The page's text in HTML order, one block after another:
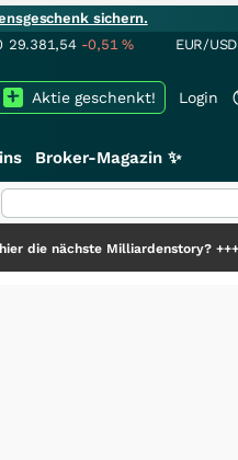
sichern.
29.381,54 -0,51% EUR/USD
Login
Aktie geschenkt!
Broker-Magazin ✨
Milliardenstory?+++